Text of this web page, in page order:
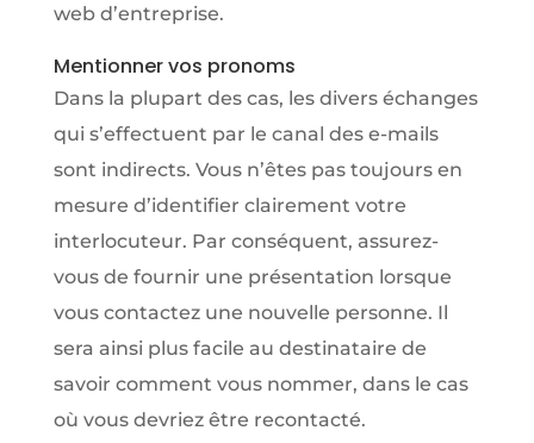
web d’entreprise.
Mentionner vos pronoms
Dans la plupart des cas, les divers échanges
qui s’effectuent par le canal des e-mails
sont indirects. Vous n’êtes pas toujours en
mesure d’identifier clairement votre
interlocuteur. Par conséquent, assurez-
vous de fournir une présentation lorsque
vous contactez une nouvelle personne. Il
sera ainsi plus facile au destinataire de
savoir comment vous nommer, dans le cas
où vous devriez être recontacté.